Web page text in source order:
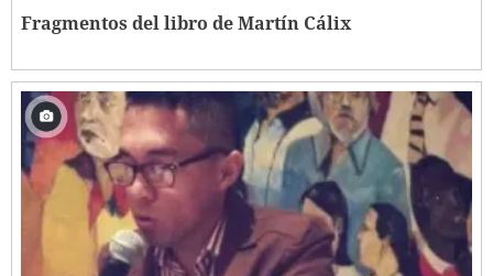
Fragmentos del libro de Martín Cálix